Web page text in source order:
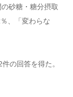
砂糖・糖分摂取
、「変わらな
の回答を得た。